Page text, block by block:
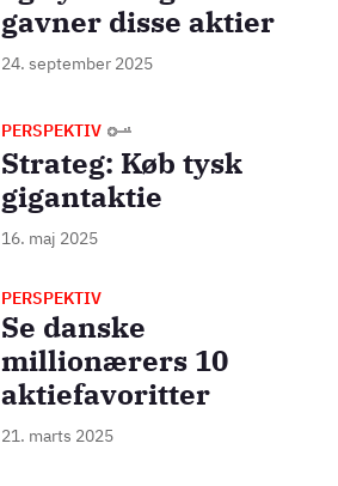
gavner disse aktier
24. september 2025
PERSPEKTIV
Strateg: Køb tysk
gigantaktie
16. maj 2025
PERSPEKTIV
Se danske
millionærers 10
aktiefavoritter
21. marts 2025